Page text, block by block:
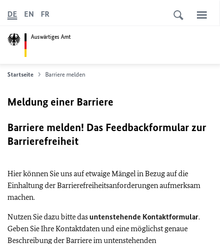
Auswärtiges Amt
DE EN FR
Startseite Barriere melden
Meldung einer Barriere
Barriere melden! Das Feedbackformular zur
Barrierefreiheit
Hier können Sie uns auf etwaige Mängel in Bezug auf die
Einhaltung der Barrierefreiheitsanforderungen aufmerksam
machen.
Nutzen Sie dazu bitte das untenstehende Kontaktformular.
Geben Sie Ihre Kontaktdaten und eine möglichst genaue
Beschreibung der Barriere im untenstehenden